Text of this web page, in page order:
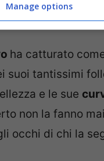
Balivo (Screenshot
ha catturato
suoi tantissimi
e le sue
non la fanno
occhi di chi la
Manage options